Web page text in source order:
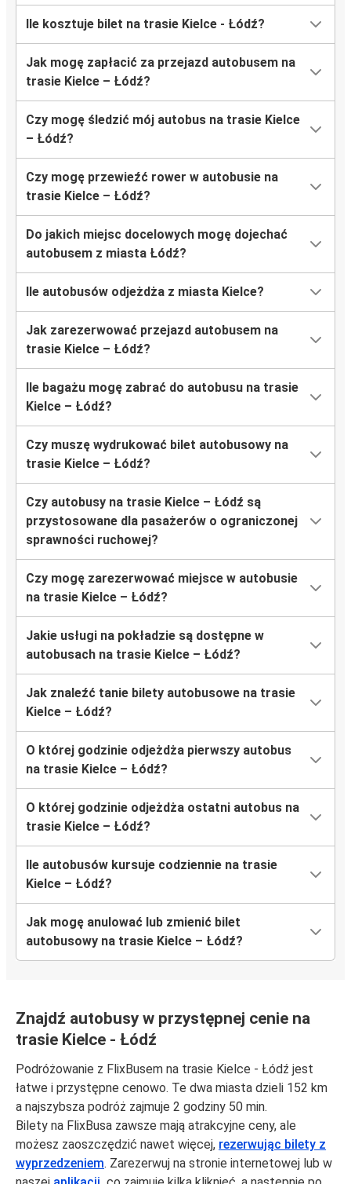
Ile kosztuje bilet na trasie Kielce - Łódź?
Jak mogę zapłacić za przejazd autobusem na
trasie Kielce – Łódź?
Czy mogę śledzić mój autobus na trasie Kielce
– Łódź?
Czy mogę przewieźć rower w autobusie na
trasie Kielce – Łódź?
Do jakich miejsc docelowych mogę dojechać
autobusem z miasta Łódź?
Ile autobusów odjeżdża z miasta Kielce?
Jak zarezerwować przejazd autobusem na
trasie Kielce – Łódź?
Ile bagażu mogę zabrać do autobusu na trasie
Kielce – Łódź?
Czy muszę wydrukować bilet autobusowy na
trasie Kielce – Łódź?
Czy autobusy na trasie Kielce – Łódź są
przystosowane dla pasażerów o ograniczonej
sprawności ruchowej?
Czy mogę zarezerwować miejsce w autobusie
na trasie Kielce – Łódź?
Jakie usługi na pokładzie są dostępne w
autobusach na trasie Kielce – Łódź?
Jak znaleźć tanie bilety autobusowe na trasie
Kielce – Łódź?
O której godzinie odjeżdża pierwszy autobus
na trasie Kielce – Łódź?
O której godzinie odjeżdża ostatni autobus na
trasie Kielce – Łódź?
Ile autobusów kursuje codziennie na trasie
Kielce – Łódź?
Jak mogę anulować lub zmienić bilet
autobusowy na trasie Kielce – Łódź?
Znajdź autobusy w przystępnej cenie na
trasie Kielce - Łódź
Podróżowanie z FlixBusem na trasie Kielce - Łódź jest
łatwe i przystępne cenowo. Te dwa miasta dzieli 152 km
a najszybsza podróż zajmuje 2 godziny 50 min.
Bilety na FlixBusa zawsze mają atrakcyjne ceny, ale
możesz zaoszczędzić nawet więcej, rezerwując bilety z
wyprzedzeniem. Zarezerwuj na stronie internetowej lub w